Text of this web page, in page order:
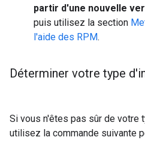
partir d'une nouvelle
puis utilisez la section
l'aide des RPM.
Déterminer votre type
Si vous n'êtes pas sûr de votre
utilisez la commande suivante